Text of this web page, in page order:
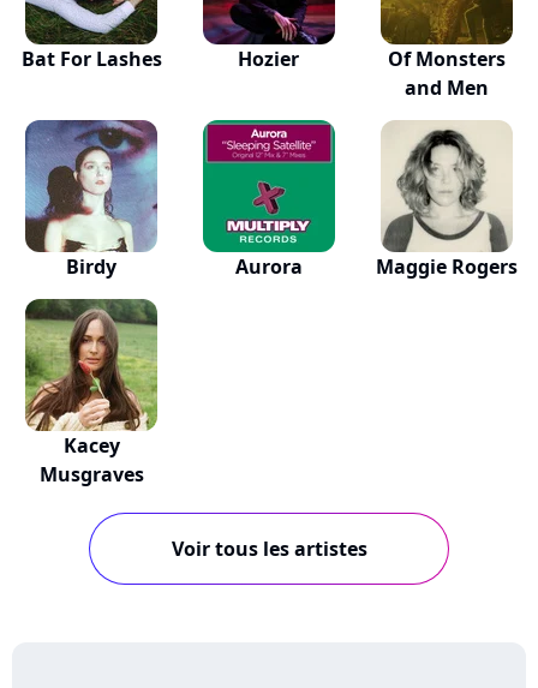
Bat For Lashes Hozier
Of Monsters
and Men
Birdy Aurora Maggie Rogers
Kacey
Musgraves
Voir tous les artistes